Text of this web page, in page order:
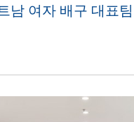
남 여자 배구 대표팀